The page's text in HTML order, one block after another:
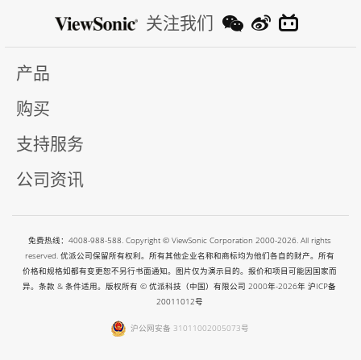
关注我们
产品
购买
支持服务
公司资讯
免费热线：4008-988-588. Copyright © ViewSonic Corporation 2000-2026. All rights
reserved. 优派公司保留所有权利。所有其他企业名称和商标均为他们各自的财产。所有
价格和规格如都有变更恕不另行书面通知。图片仅为演示目的。报价和项目可能因国家而
异。条款 & 条件适用。版权所有 © 优派科技（中国）有限公司 2000年-2026年沪ICP备
20011012号
沪公网安备 31011002005073号